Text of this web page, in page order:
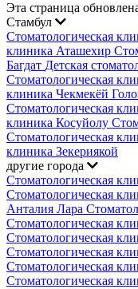
Эта страница
Стамбул
Стоматологическая
клиника Аташехир
Багдат Детская
Стоматологическая
клиника Чекмекёй
Стоматологическая
клиника Косуйолу
Стоматологическая
клиника Зекериякой
другие города
Стоматологическая
Стоматологическая
Анталия Лара
Стоматологическая
Стоматологическая
Стоматологическая
Стоматологическая
Стоматологическая